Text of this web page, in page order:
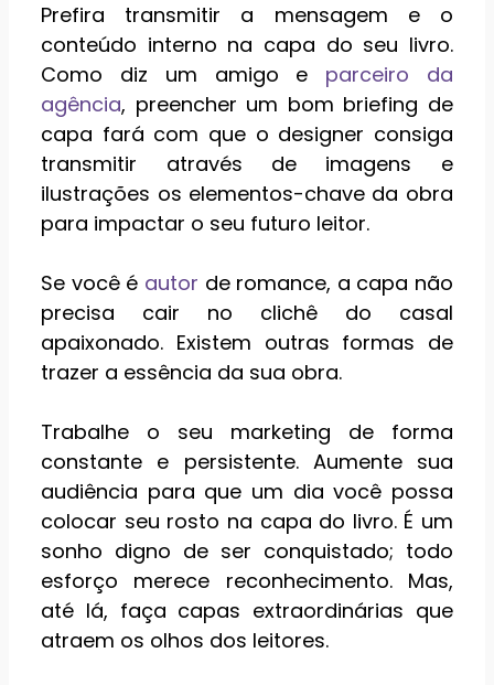
Prefira transmitir a mensagem e o
conteúdo interno na capa do seu livro.
Como diz um amigo e parceiro da
agência, preencher um bom briefing de
capa fará com que o designer consiga
transmitir através de imagens e
ilustrações os elementos-chave da obra
para impactar o seu futuro leitor.
Se você é autor de romance, a capa não
precisa cair no clichê do casal
apaixonado. Existem outras formas de
trazer a essência da sua obra.
Trabalhe o seu marketing de forma
constante e persistente. Aumente sua
audiência para que um dia você possa
colocar seu rosto na capa do livro. É um
sonho digno de ser conquistado; todo
esforço merece reconhecimento. Mas,
até lá, faça capas extraordinárias que
atraem os olhos dos leitores.